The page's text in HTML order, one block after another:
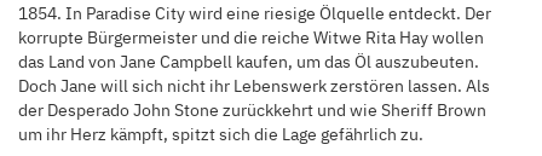
1854. In Paradise City wird eine riesige Ölquelle entdeckt. Der
korrupte Bürgermeister und die reiche Witwe Rita Hay wollen
das Land von Jane Campbell kaufen, um das Öl auszubeuten.
Doch Jane will sich nicht ihr Lebenswerk zerstören lassen. Als
der Desperado John Stone zurückkehrt und wie Sheriff Brown
um ihr Herz kämpft, spitzt sich die Lage gefährlich zu.